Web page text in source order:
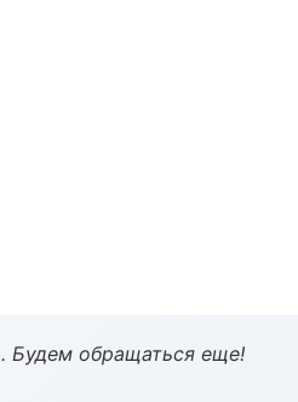
Будем обращаться еще!